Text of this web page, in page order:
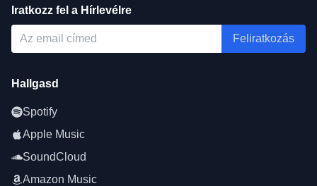
Iratkozz fel a Hírlevélre
Feliratkozás
Hallgasd
Spotify
Apple Music
SoundCloud
Amazon Music